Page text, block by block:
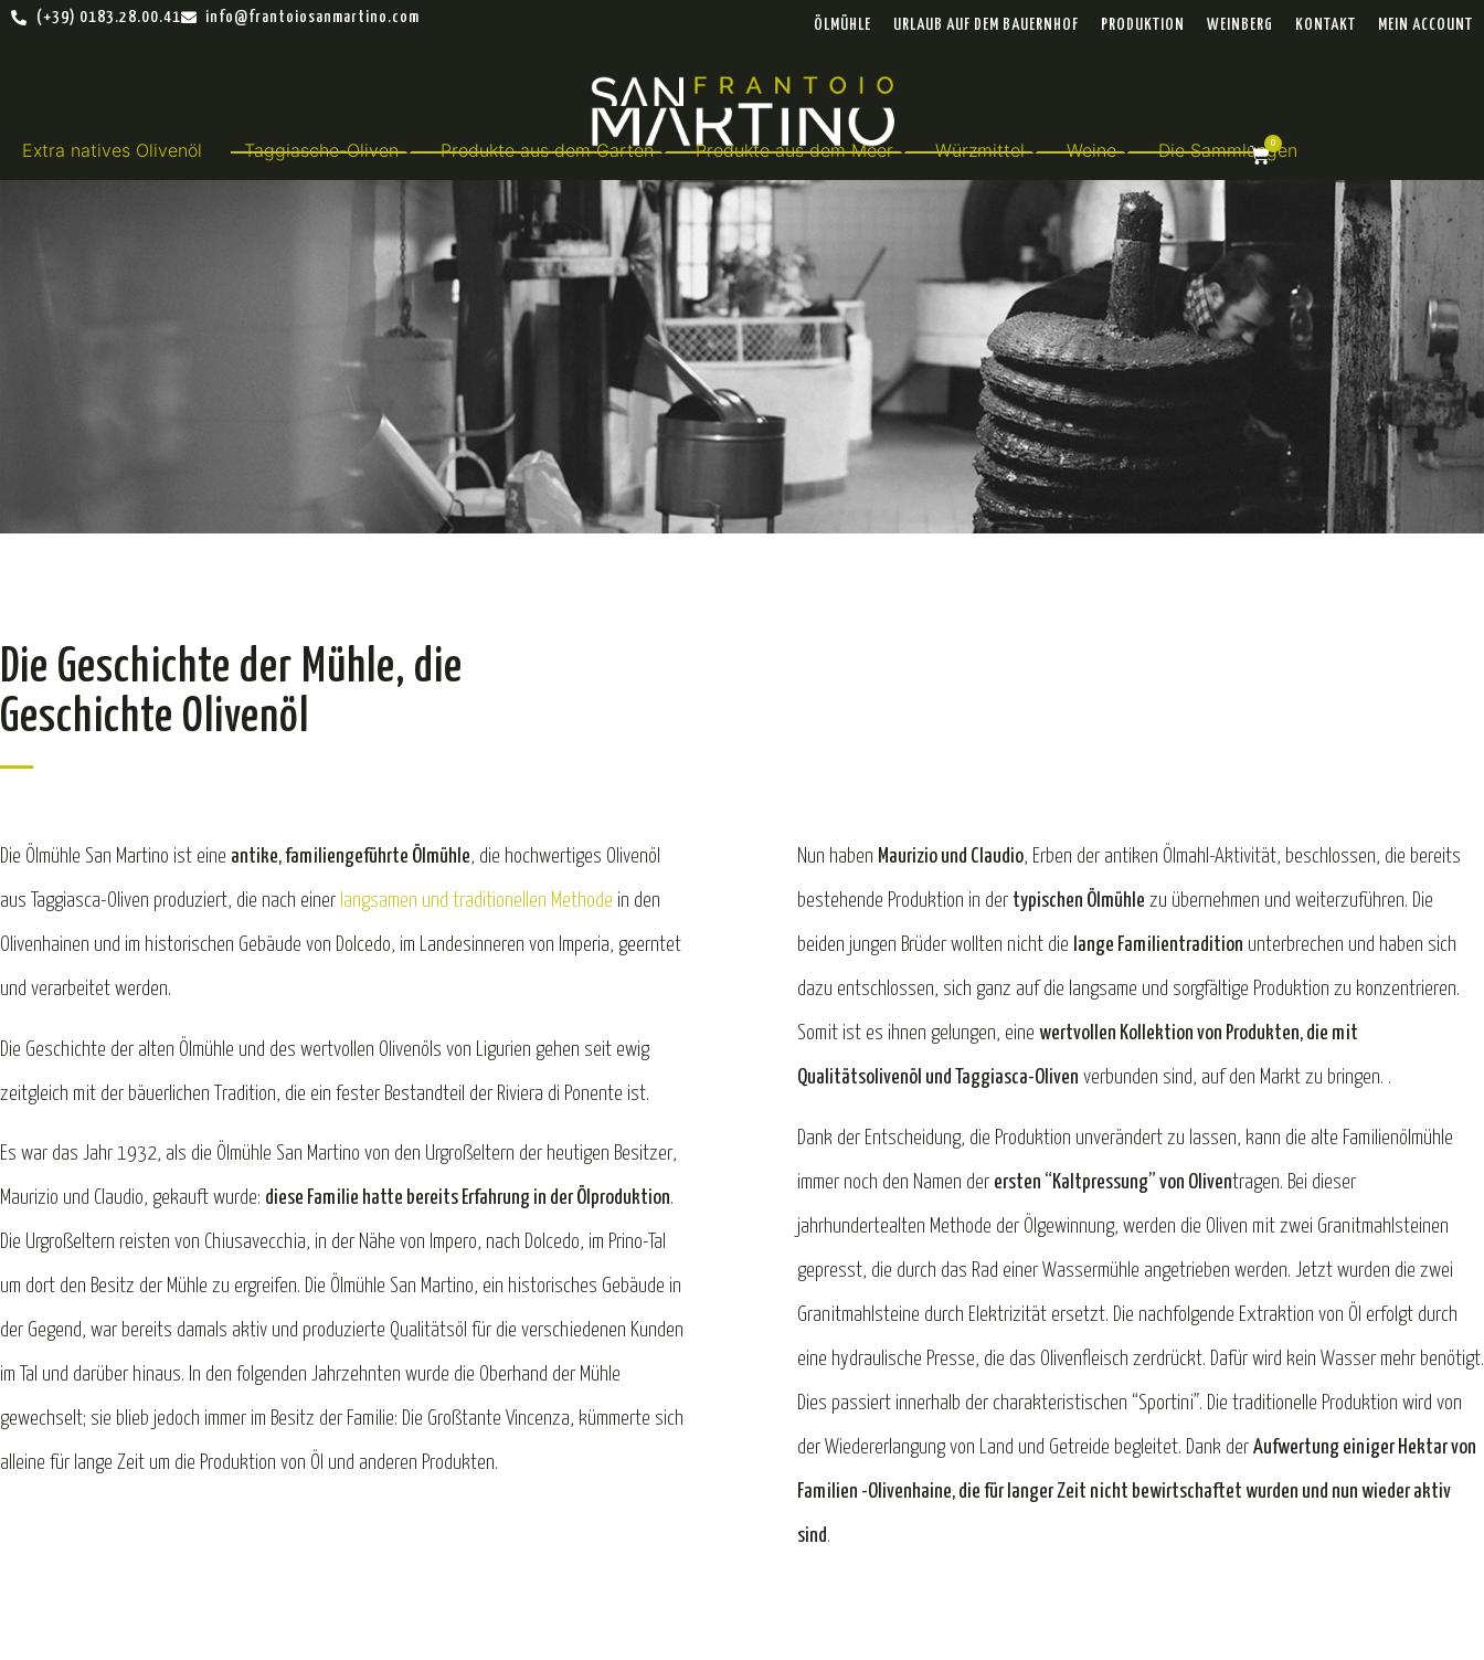
(+39) 0183.28.00.41 info@frantoiosanmartino.com ÖLMÜHLE URLAUB AUF DEM BAUERNHOF PRODUKTION WEINBERG KONTAKT MEIN ACCOUNT
Extra natives Olivenöl Taggiasche-Oliven Produkte aus dem Garten Produkte aus dem Meer Würzmittel Weine Die Sammlungen
0
Die Geschichte der Mühle, die
Geschichte Olivenöl
Die Ölmühle San Martino ist eine antike, familiengeführte Ölmühle, die hochwertiges Olivenöl
aus Taggiasca-Oliven produziert, die nach einer langsamen und traditionellen Methode in den
Olivenhainen und im historischen Gebäude von Dolcedo, im Landesinneren von Imperia, geerntet
und verarbeitet werden.
Die Geschichte der alten Ölmühle und des wertvollen Olivenöls von Ligurien gehen seit ewig
zeitgleich mit der bäuerlichen Tradition, die ein fester Bestandteil der Riviera di Ponente ist.
Es war das Jahr 1932, als die Ölmühle San Martino von den Urgroßeltern der heutigen Besitzer,
Maurizio und Claudio, gekauft wurde: diese Familie hatte bereits Erfahrung in der Ölproduktion.
Die Urgroßeltern reisten von Chiusavecchia, in der Nähe von Impero, nach Dolcedo, im Prino-Tal
um dort den Besitz der Mühle zu ergreifen. Die Ölmühle San Martino, ein historisches Gebäude in
der Gegend, war bereits damals aktiv und produzierte Qualitätsöl für die verschiedenen Kunden
im Tal und darüber hinaus. In den folgenden Jahrzehnten wurde die Oberhand der Mühle
gewechselt; sie blieb jedoch immer im Besitz der Familie: Die Großtante Vincenza, kümmerte sich
alleine für lange Zeit um die Produktion von Öl und anderen Produkten.
Nun haben Maurizio und Claudio, Erben der antiken Ölmahl-Aktivität, beschlossen, die bereits
bestehende Produktion in der typischen Ölmühle zu übernehmen und weiterzuführen. Die
beiden jungen Brüder wollten nicht die lange Familientradition unterbrechen und haben sich
dazu entschlossen, sich ganz auf die langsame und sorgfältige Produktion zu konzentrieren.
Somit ist es ihnen gelungen, eine wertvollen Kollektion von Produkten, die mit
Qualitätsolivenöl und Taggiasca-Oliven verbunden sind, auf den Markt zu bringen. .
Dank der Entscheidung, die Produktion unverändert zu lassen, kann die alte Familienölmühle
immer noch den Namen der ersten “Kaltpressung” von Oliventragen. Bei dieser
jahrhundertealten Methode der Ölgewinnung, werden die Oliven mit zwei Granitmahlsteinen
gepresst, die durch das Rad einer Wassermühle angetrieben werden. Jetzt wurden die zwei
Granitmahlsteine durch Elektrizität ersetzt. Die nachfolgende Extraktion von Öl erfolgt durch
eine hydraulische Presse, die das Olivenfleisch zerdrückt. Dafür wird kein Wasser mehr benötigt.
Dies passiert innerhalb der charakteristischen “Sportini”. Die traditionelle Produktion wird von
der Wiedererlangung von Land und Getreide begleitet. Dank der Aufwertung einiger Hektar von
Familien -Olivenhaine, die für langer Zeit nicht bewirtschaftet wurden und nun wieder aktiv
sind.